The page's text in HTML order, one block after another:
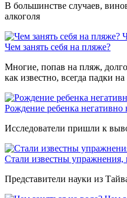
В большинстве случаев,
алкоголя
Чем занять себя на пляже?
Многие, попав на пляж,
как известно, всегда падки
Рождение ребенка
Исследователи пришли к
Стали известны упражнения,
Представители науки из